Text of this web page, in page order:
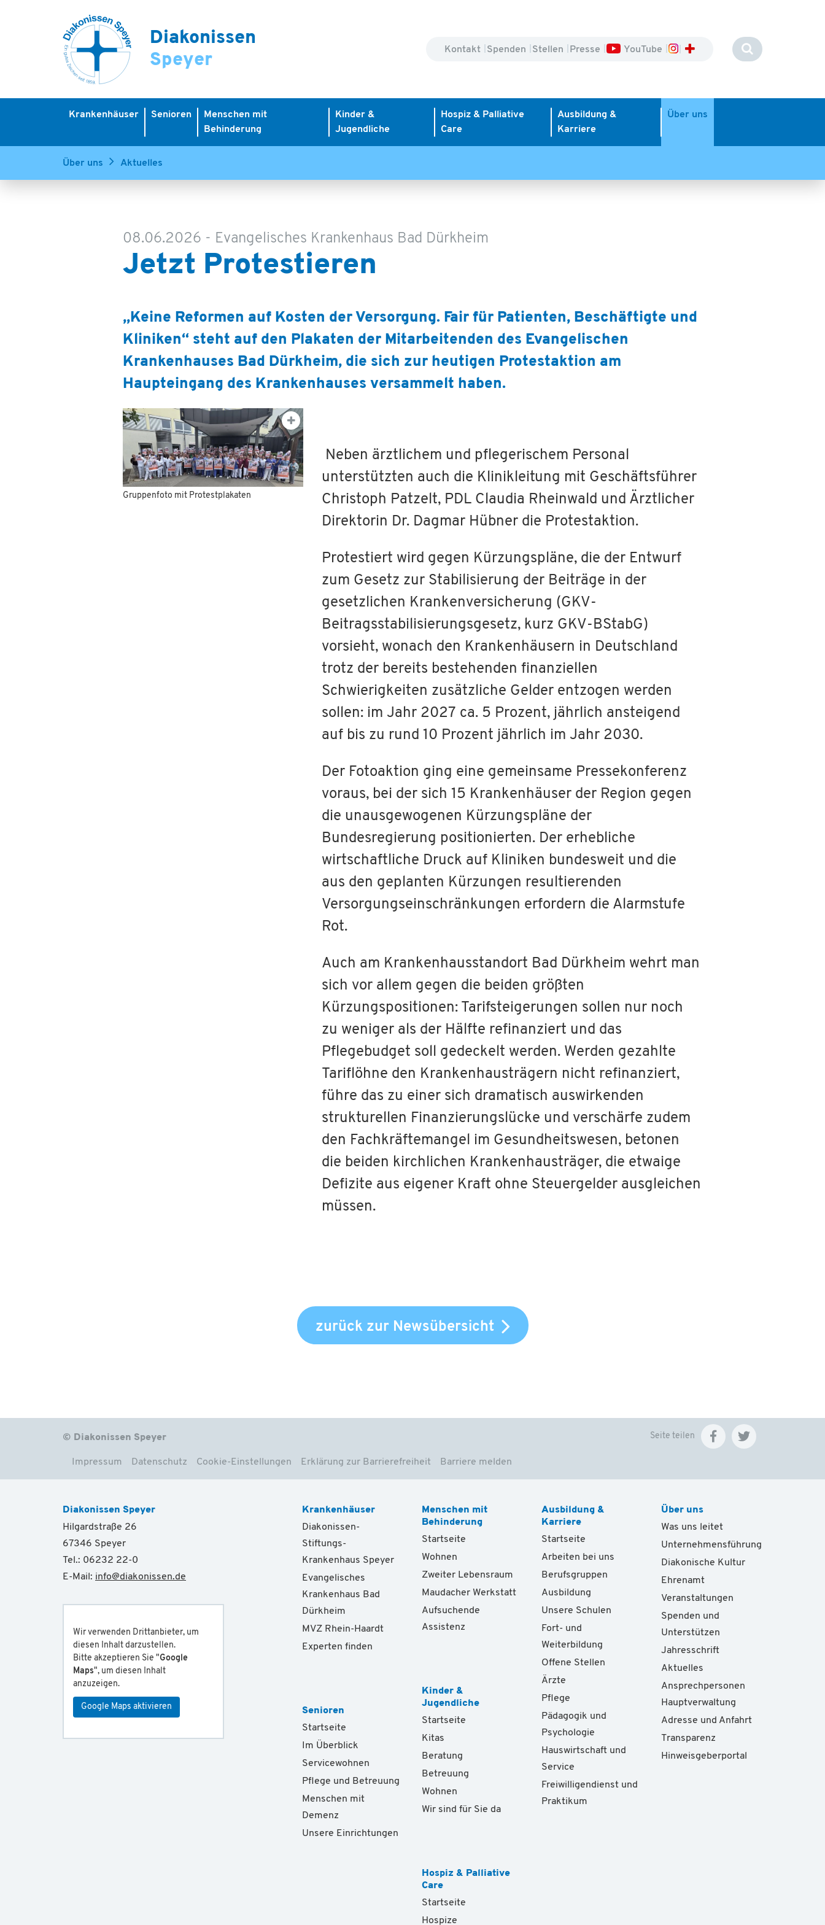
Diakonissen
Speyer
Kontakt Spenden Stellen Presse YouTube
Krankenhäuser Senioren
Menschen mit
Behinderung
Kinder &
Jugendliche
Hospiz & Palliative
Care
Ausbildung &
Karriere
Über uns
Über uns Aktuelles
08.06.2026 - Evangelisches Krankenhaus Bad Dürkheim
Jetzt Protestieren
„Keine Reformen auf Kosten der Versorgung. Fair für Patienten, Beschäftigte und
Kliniken“ steht auf den Plakaten der Mitarbeitenden des Evangelischen
Krankenhauses Bad Dürkheim, die sich zur heutigen Protestaktion am
Haupteingang des Krankenhauses versammelt haben.
Gruppenfoto mit Protestplakaten
Neben ärztlichem und pflegerischem Personal
unterstützten auch die Klinikleitung mit Geschäftsführer
Christoph Patzelt, PDL Claudia Rheinwald und Ärztlicher
Direktorin Dr. Dagmar Hübner die Protestaktion.
Protestiert wird gegen Kürzungspläne, die der Entwurf
zum Gesetz zur Stabilisierung der Beiträge in der
gesetzlichen Krankenversicherung (GKV-
Beitragsstabilisierungsgesetz, kurz GKV-BStabG)
vorsieht, wonach den Krankenhäusern in Deutschland
trotz der bereits bestehenden finanziellen
Schwierigkeiten zusätzliche Gelder entzogen werden
sollen: im Jahr 2027 ca. 5 Prozent, jährlich ansteigend
auf bis zu rund 10 Prozent jährlich im Jahr 2030.
Der Fotoaktion ging eine gemeinsame Pressekonferenz
voraus, bei der sich 15 Krankenhäuser der Region gegen
die unausgewogenen Kürzungspläne der
Bundesregierung positionierten. Der erhebliche
wirtschaftliche Druck auf Kliniken bundesweit und die
aus den geplanten Kürzungen resultierenden
Versorgungseinschränkungen erfordern die Alarmstufe
Rot.
Auch am Krankenhausstandort Bad Dürkheim wehrt man
sich vor allem gegen die beiden größten
Kürzungspositionen: Tarifsteigerungen sollen nur noch
zu weniger als der Hälfte refinanziert und das
Pflegebudget soll gedeckelt werden. Werden gezahlte
Tariflöhne den Krankenhausträgern nicht refinanziert,
führe das zu einer sich dramatisch auswirkenden
strukturellen Finanzierungslücke und verschärfe zudem
den Fachkräftemangel im Gesundheitswesen, betonen
die beiden kirchlichen Krankenhausträger, die etwaige
Defizite aus eigener Kraft ohne Steuergelder ausgleichen
müssen.
zurück zur Newsübersicht
© Diakonissen Speyer
Impressum Datenschutz Cookie-Einstellungen Erklärung zur Barrierefreiheit Barriere melden
Seite teilen
Diakonissen Speyer
Hilgardstraße 26
67346 Speyer
Tel.: 06232 22-0
E-Mail: info@diakonissen.de
Wir verwenden Drittanbieter, um
diesen Inhalt darzustellen.
Bitte akzeptieren Sie "Google
Maps", um diesen Inhalt
anzuzeigen.
Google Maps aktivieren
Krankenhäuser
Diakonissen-
Stiftungs-
Krankenhaus Speyer
Evangelisches
Krankenhaus Bad
Dürkheim
MVZ Rhein-Haardt
Experten finden
Senioren
Startseite
Im Überblick
Servicewohnen
Pflege und Betreuung
Menschen mit
Demenz
Unsere Einrichtungen
Menschen mit
Behinderung
Startseite
Wohnen
Zweiter Lebensraum
Maudacher Werkstatt
Aufsuchende
Assistenz
Kinder &
Jugendliche
Startseite
Kitas
Beratung
Betreuung
Wohnen
Wir sind für Sie da
Hospiz & Palliative
Care
Startseite
Hospize
Ausbildung &
Karriere
Startseite
Arbeiten bei uns
Berufsgruppen
Ausbildung
Unsere Schulen
Fort- und
Weiterbildung
Offene Stellen
Ärzte
Pflege
Pädagogik und
Psychologie
Hauswirtschaft und
Service
Freiwilligendienst und
Praktikum
Über uns
Was uns leitet
Unternehmensführung
Diakonische Kultur
Ehrenamt
Veranstaltungen
Spenden und
Unterstützen
Jahresschrift
Aktuelles
Ansprechpersonen
Hauptverwaltung
Adresse und Anfahrt
Transparenz
Hinweisgeberportal